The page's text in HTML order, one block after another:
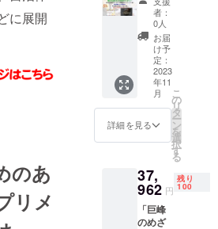
に展開
のあ
リメ
を分解
し、お
部屋を
パワー
スポッ
トにリ
フォー
ムする
壁紙
サイズ
の織物
プル
IonaFre
eサンプ
ル：半
永久的
に加齢
臭など
の悪臭
を分解
部屋を
パワー
フォー
ムする
壁紙
で、A4
リーキ
（西洋
ネギ）
の突然
変異体
で球根
（りん
茎）は
クのよ
うなに
てお
り、そ
の大き
さから
のか、
代表取
締役の
小名
（九州
大学
大学院
農学研
究院
准教
させて
もらい
ます。
５％OF
定の
上、オ
ンライ
ンでの
ご相談
になり
ます。
現在の
ご支援
者の状
を食べ
たら良
いの
か、何
を食べ
のめざ
Premiu
m」×１
箱＋
「食の
処方
箋」×３
０分＋
IonaFre
eサンプ
ル×１枚
ス 食の
相談－
食の処
方箋の
セッ
者：
0人
お届
け予
定：
2023
年11
月
詳細を見る
こ
の
リ
タ
ー
ン
を
選
択
す
る
37,
962 円
残り
100
「巨峰
のめざ